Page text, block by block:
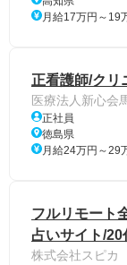
月給17万円～19
正看護師/クリ
医療法人新心会
正社員
徳島県
月給24万円～29
フルリモート
占いサイト/
株式会社スピカ